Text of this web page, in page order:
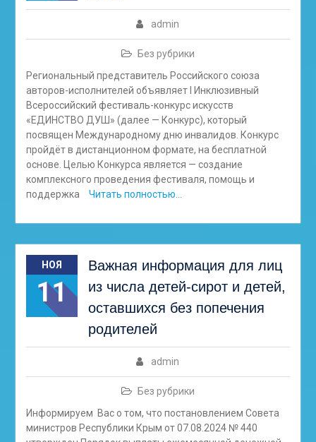
admin
Без рубрики
Региональный представитель Российского союза
авторов-исполнителей объявляет I Инклюзивный
Всероссийский фестиваль-конкурс искусств
«ЕДИНСТВО ДУШ» (далее — Конкурс), который
посвящен Международному дню инвалидов. Конкурс
пройдёт в дистанционном формате, на бесплатной
основе. Целью Конкурса является — создание
комплексного проведения фестиваля, помощь и
поддержка
Читать полностью…
НОЯ
11
Важная информация для лиц
из числа детей-сирот и детей,
оставшихся без попечения
родителей
admin
Без рубрики
Информируем Вас о том, что постановлением Совета
министров Республики Крым от 07.08.2024 № 440